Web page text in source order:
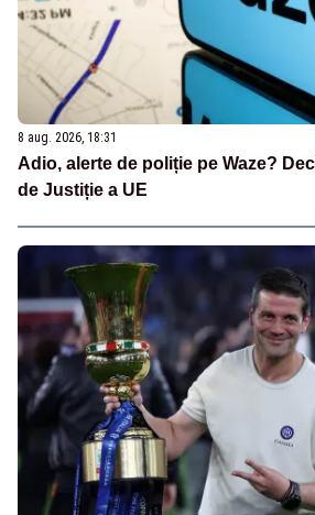
8 aug. 2026, 18:31
Adio, alerte de poliție pe Waze?
de Justiție a UE